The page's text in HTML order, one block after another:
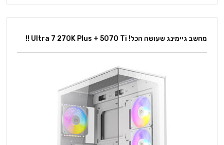
מחשב גיימינג שעושה הכל! Ultra 7 270K Plus + 5070 Ti !!